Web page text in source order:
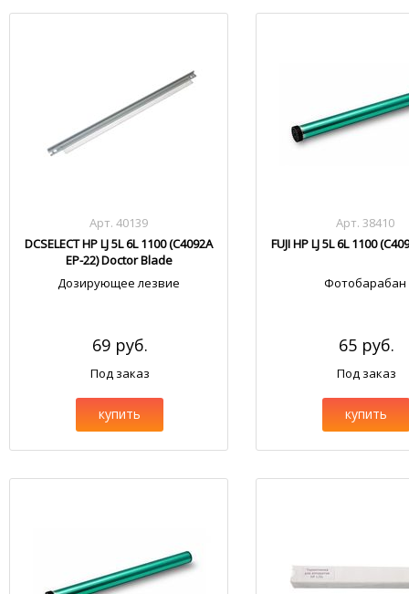
Арт. 40139
DCSELECT HP LJ 5L 6L 1100 (C4092A
EP-22) Doctor Blade
Дозирующее лезвие
69 руб.
Под заказ
купить
Арт. 38410
FUJI HP LJ 5L 6L 1100
Фотобарабан
65 руб.
Под заказ
купить